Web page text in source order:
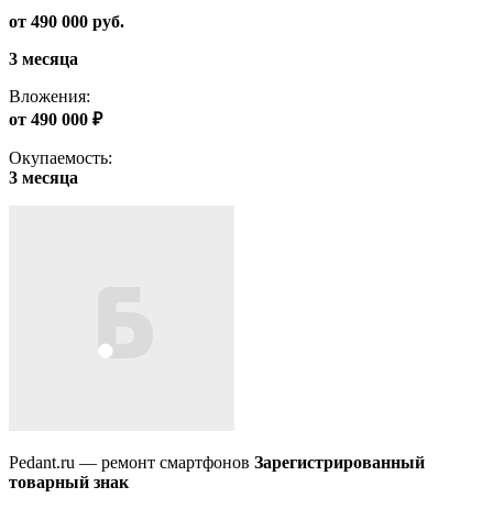
от 490 000 руб.
3 месяца
Вложения:
от 490 000 ₽
Окупаемость:
3 месяца
Pedant.ru — ремонт смартфонов Зарегистрированный
товарный знак